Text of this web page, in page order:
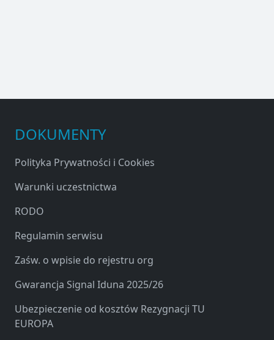
DOKUMENTY
Polityka Prywatności i Cookies
Warunki uczestnictwa
RODO
Regulamin serwisu
Zaśw. o wpisie do rejestru org
Gwarancja Signal Iduna 2025/26
Ubezpieczenie od kosztów Rezygnacji TU
EUROPA